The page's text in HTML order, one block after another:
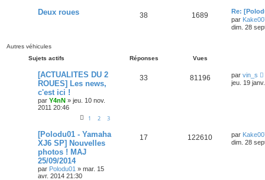
s
a
g
e
Deux roues 38 1689
Re:
par
dim. 28
Autres véhicules
Sujets actifs
Réponses Vues
[ACTUALITES DU 2
ROUES] Les news,
c'est ici !
par Y4nN » jeu. 10 nov.
2011 20:46
1 2 3
33 81196 par vin_s
jeu. 19
[Polodu01 - Yamaha
XJ6 SP] Nouvelles
photos ! MAJ
25/09/2014
par Polodu01 » mar. 15
avr. 2014 21:30
17 122610 par
dim. 28